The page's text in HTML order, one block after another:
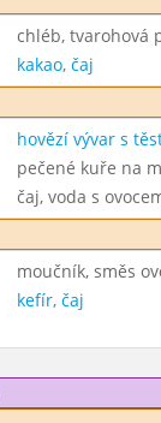
chléb, tvarohová
kakao, čaj
hovězí vývar s
pečené kuře na
čaj, voda s
moučník, směs
kefír, čaj